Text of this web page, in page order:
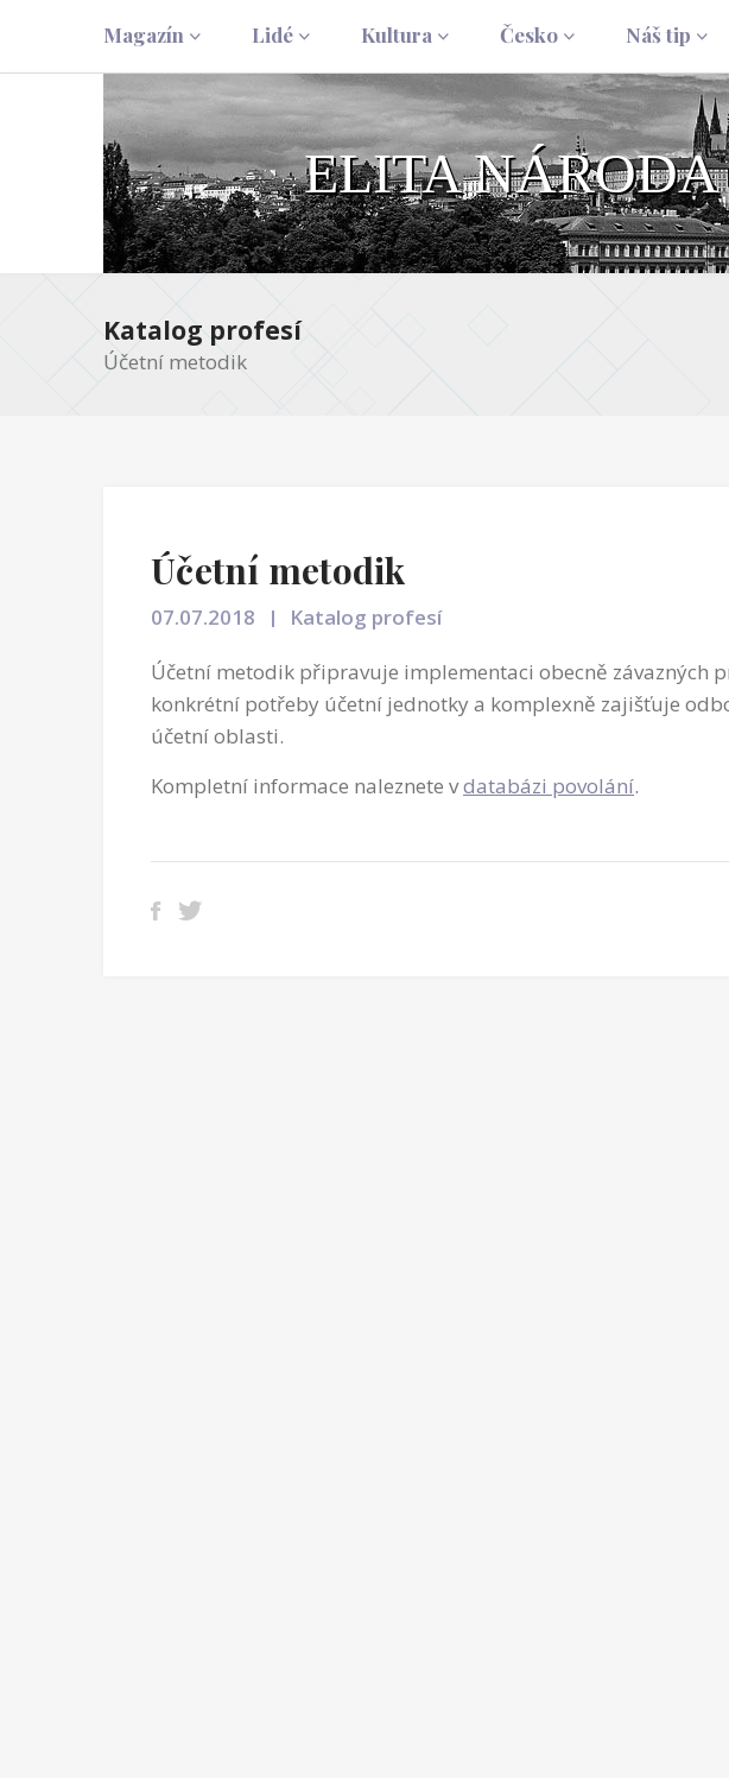
Magazín Lidé Kultura Česko Náš tip
ELITA
Katalog profesí
Účetní metodik
Účetní metodik
07.07.2018
Katalog profesí
Účetní metodik připravuje implementaci obecně závazných
konkrétní potřeby účetní jednotky a komplexně zajišťuje
účetní oblasti.
Kompletní informace naleznete vdatabázi povolání.